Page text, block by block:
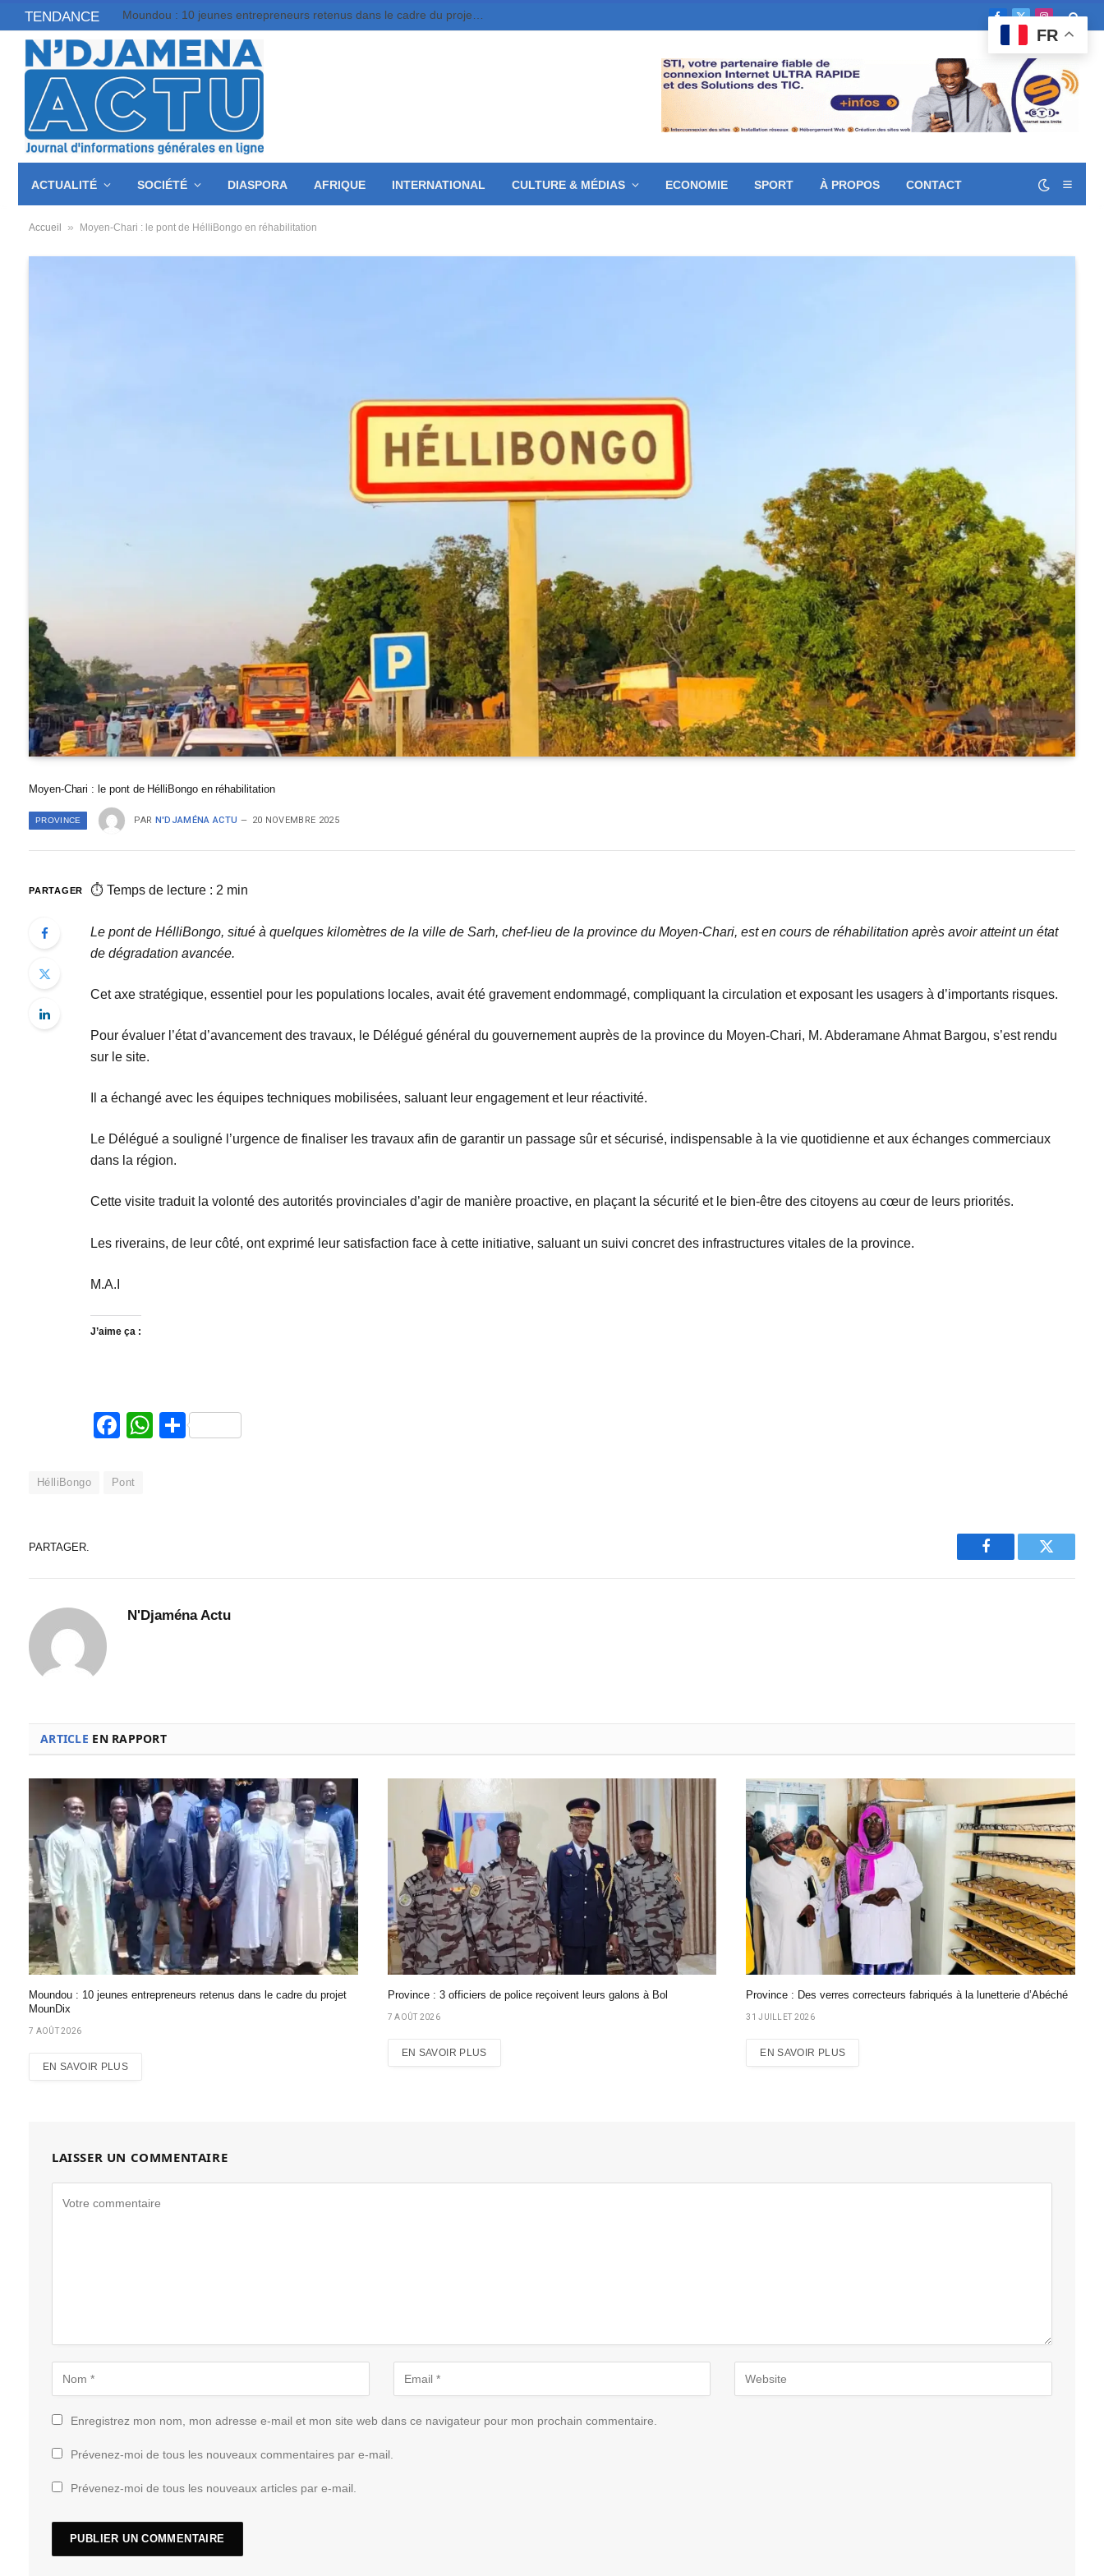
TENDANCE Moundou : 10 jeunes entrepreneurs retenus dans le cadre du projet MounDix
Facebook
X
(Twitter)
ACTUALITÉ SOCIÉTÉ DIASPORA AFRIQUE INTERNATIONAL CULTURE & MÉDIAS ECONOMIE SPORT À PROPOS CONTACT
Accueil » Moyen-Chari : le pont de HélliBongo en réhabilitation
Moyen-Chari : le pont de HélliBongo en réhabilitation
PROVINCE PAR N'DJAMÉNA ACTU 20 NOVEMBRE 2025
PARTAGER ⏱ Temps de lecture : 2 min
Le pont de HélliBongo, situé à quelques kilomètres de la ville de Sarh, chef-lieu de la province du Moyen-Chari, est en cours de réhabilitation après avoir atteint un état
de dégradation avancée.
Cet axe stratégique, essentiel pour les populations locales, avait été gravement endommagé, compliquant la circulation et exposant les usagers à d’importants risques.
Pour évaluer l’état d’avancement des travaux, le Délégué général du gouvernement auprès de la province du Moyen-Chari, M. Abderamane Ahmat Bargou, s’est rendu
sur le site.
Il a échangé avec les équipes techniques mobilisées, saluant leur engagement et leur réactivité.
Le Délégué a souligné l’urgence de finaliser les travaux afin de garantir un passage sûr et sécurisé, indispensable à la vie quotidienne et aux échanges commerciaux
dans la région.
Cette visite traduit la volonté des autorités provinciales d’agir de manière proactive, en plaçant la sécurité et le bien-être des citoyens au cœur de leurs priorités.
Les riverains, de leur côté, ont exprimé leur satisfaction face à cette initiative, saluant un suivi concret des infrastructures vitales de la province.
M.A.I
J’aime ça :
Facebook
WhatsApp
Partager
HélliBongo Pont
PARTAGER.
Facebook Twitter
N'Djaména Actu
ARTICLE EN RAPPORT
Moundou : 10 jeunes entrepreneurs retenus dans le cadre du projet
MounDix
7 AOÛT 2026
EN SAVOIR PLUS
Province : 3 officiers de police reçoivent leurs galons à Bol
7 AOÛT 2026
EN SAVOIR PLUS
Province : Des verres correcteurs fabriqués à la lunetterie d’Abéché
31 JUILLET 2026
EN SAVOIR PLUS
LAISSER UN COMMENTAIRE
Enregistrez mon nom, mon adresse e-mail et mon site web dans ce navigateur pour mon prochain commentaire.
Prévenez-moi de tous les nouveaux commentaires par e-mail.
Prévenez-moi de tous les nouveaux articles par e-mail.
FR